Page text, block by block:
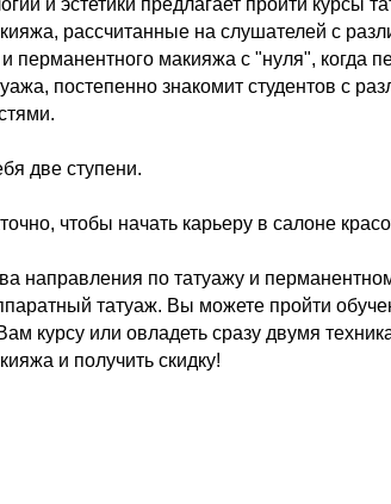
и эстетики предлагает пройти курсы
рассчитанные на слушателей с
перманентного макияжа с "нуля", когда
постепенно знакомит студентов с
две ступени.
чтобы начать карьеру в салоне
направления по татуажу и
татуаж. Вы можете пройти
курсу или овладеть сразу двумя
и получить скидку!